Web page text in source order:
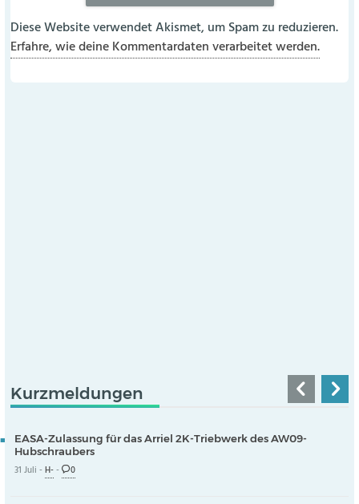
Diese Website verwendet Akismet, um Spam zu reduzieren.
Erfahre, wie deine Kommentardaten verarbeitet werden.
Kurzmeldungen
EASA-Zulassung für das Arriel 2K-Triebwerk des AW09-
Hubschraubers
31 Juli -H-- 0